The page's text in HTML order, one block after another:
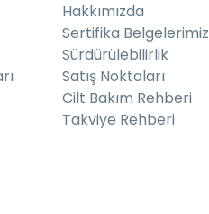
Hakkımızda
Sertifika Belgelerimiz
Sürdürülebilirlik
Satış Noktaları
Cilt Bakım Rehberi
Takviye Rehberi